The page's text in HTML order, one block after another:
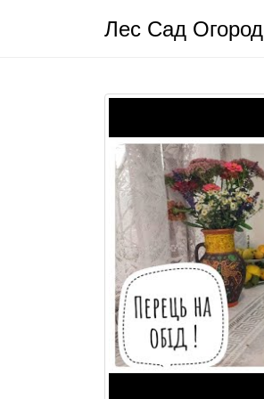
Лес Сад Огород